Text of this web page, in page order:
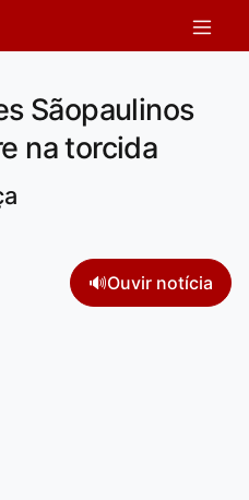
Sãopaulinos
na torcida
🔊Ouvir notícia